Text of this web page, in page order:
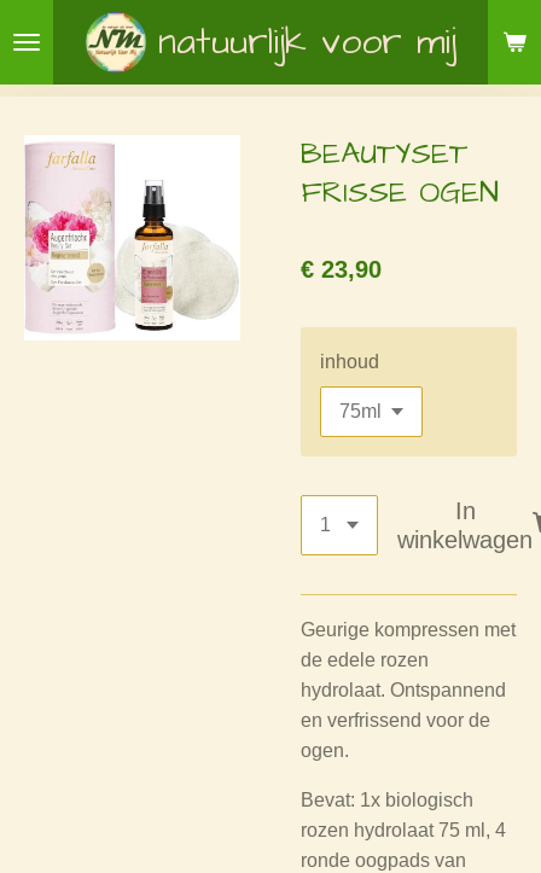
direct
naar
hoofdinhoud
natuurlijk voor mij
BEAUTYSET
FRISSE OGEN
€ 23,90
inhoud
In
winkelwagen
Geurige kompressen met
de edele rozen
hydrolaat. Ontspannend
en verfrissend voor de
ogen.
Bevat: 1x biologisch
rozen hydrolaat 75 ml, 4
ronde oogpads van